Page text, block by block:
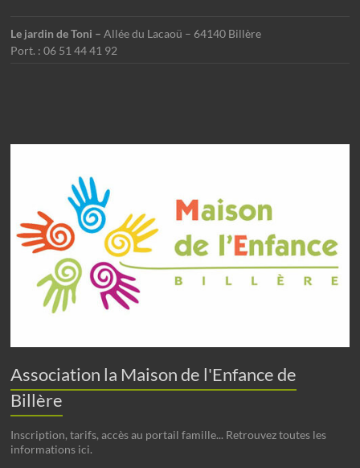
Le jardin de Toni –Allée du Lacaoü – 64140 Billère
Port. : 06 51 44 41 92
Association la Maison de l'Enfance de
Billère
Inscription, tarifs, accès au portail famille... Retrouvez toutes les
informations ici.